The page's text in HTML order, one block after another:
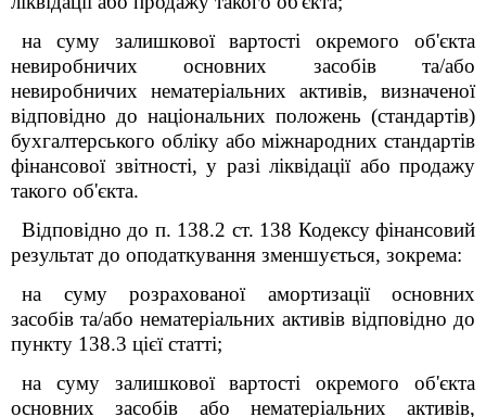
на суму залишкової вартості окремого об'єкта
невиробничих основних засобів та/або
невиробничих нематеріальних активів, визначеної
відповідно до національних положень (стандартів)
бухгалтерського обліку або міжнародних стандартів
фінансової звітності, у разі ліквідації або продажу
такого об'єкта.
Відповідно до п. 138.2 ст. 138 Кодексу фінансовий
результат до оподаткування зменшується, зокрема:
на суму розрахованої амортизації основних
засобів та/або нематеріальних активів відповідно до
пункту 138.3 цієї статті;
на суму залишкової вартості окремого об'єкта
основних засобів або нематеріальних активів,